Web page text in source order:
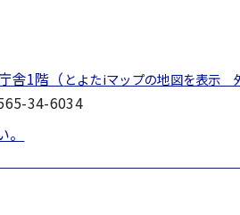
舎1階（ とよたiマップの地図を表示
34-6034